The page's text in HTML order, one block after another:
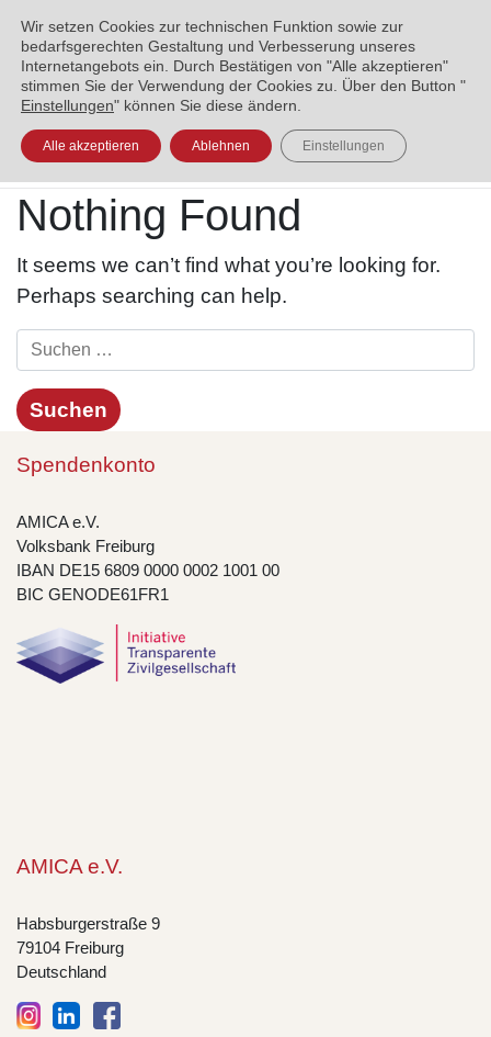
ENGLISH العربية УКРАЇНСЬКА
Nothing Found
It seems we can’t find what you’re looking for.
Perhaps searching can help.
Spendenkonto
AMICA e.V.
Volksbank Freiburg
IBAN DE15 6809 0000 0002 1001 00
BIC GENODE61FR1
AMICA e.V.
Habsburgerstraße 9
79104 Freiburg
Deutschland
Wir setzen Cookies zur technischen Funktion sowie zur
bedarfsgerechten Gestaltung und Verbesserung unseres
Internetangebots ein. Durch Bestätigen von "Alle akzeptieren"
stimmen Sie der Verwendung der Cookies zu. Über den Button "
Einstellungen" können Sie diese ändern.
Alle akzeptieren Ablehnen Einstellungen